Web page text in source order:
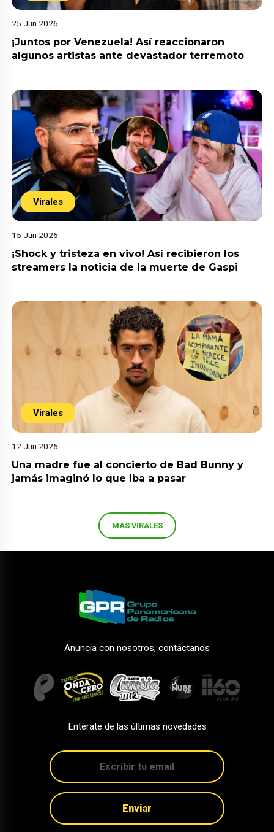
25 Jun 2026
¡Juntos por Venezuela! Así reaccionaron
algunos artistas ante devastador terremoto
Virales
15 Jun 2026
¡Shock y tristeza en vivo! Así recibieron los
streamers la noticia de la muerte de Gaspi
Virales
12 Jun 2026
Una madre fue al concierto de Bad Bunny y
jamás imaginó lo que iba a pasar
MÁS VIRALES
Anuncia con nosotros, contáctanos
Entérate de las últimas novedades
Enviar